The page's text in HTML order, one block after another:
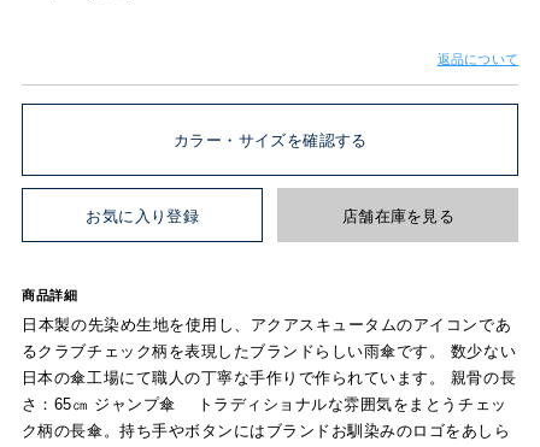
返品について
カラー・サイズを確認する
お気に入り登録 店舗在庫を見る
商品詳細
日本製の先染め生地を使用し、アクアスキュータムのアイコンであ
るクラブチェック柄を表現したブランドらしい雨傘です。 数少ない
日本の傘工場にて職人の丁寧な手作りで作られています。 親骨の長
さ：65㎝ ジャンプ傘 トラディショナルな雰囲気をまとうチェッ
ク柄の長傘。持ち手やボタンにはブランドお馴染みのロゴをあしら